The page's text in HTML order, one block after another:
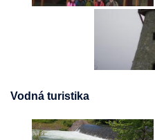
Vodná turistika